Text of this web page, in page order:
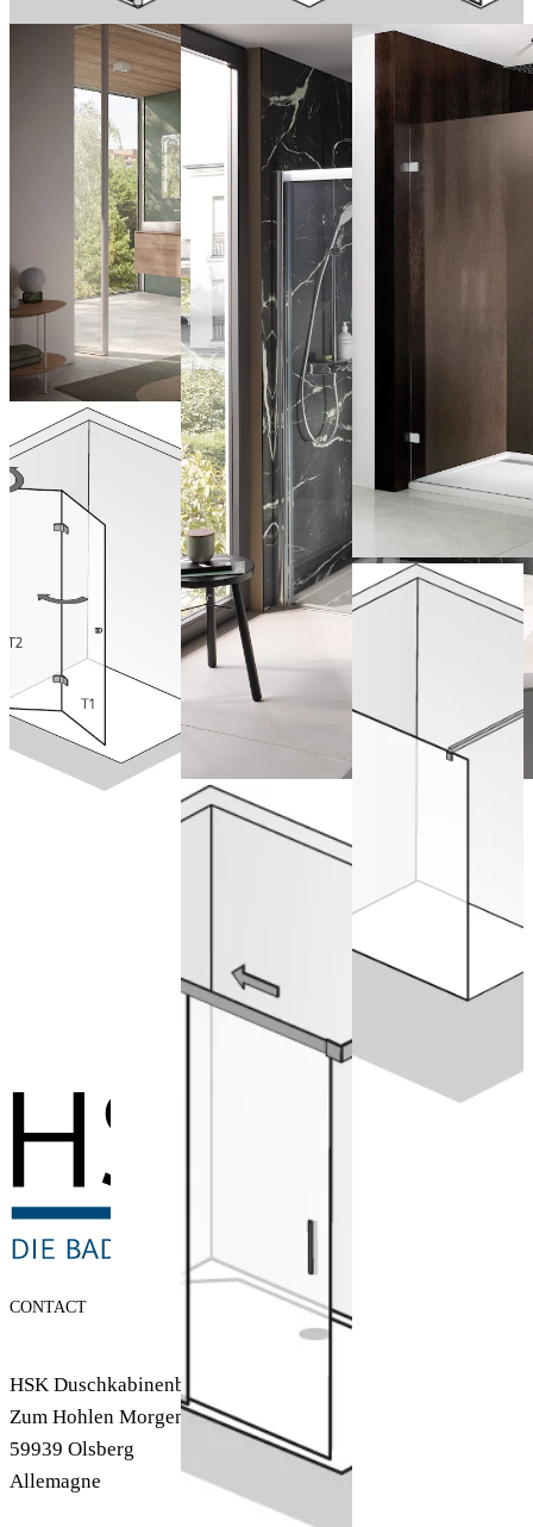
Paroi Walk-
In Favorit
Nova avec
battante
Configurer
maintenant
Walk In
Walk In
Atelier Pur
élément
frontal
Configurer
maintenant
CONTACT
HSK Duschkabinenbau KG
Zum Hohlen Morgen 22
59939 Olsberg
Allemagne